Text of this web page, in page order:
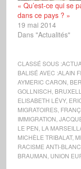
« Qu’est-ce qui se
dans ce pays ? »
19 mai 2014
Dans "Actualités"
CLASSÉ SOUS :
BALISÉ AVEC :ALAIN
AYMERIC CARON
GOLLNISCH
ELISABETH LÉVY,
MIGRATOIRES,
IMMIGRATION
LE PEN LA
MICHÈLE TRIBALAT,
RACISME ANTI-BLANC
BRAUMAN UNION